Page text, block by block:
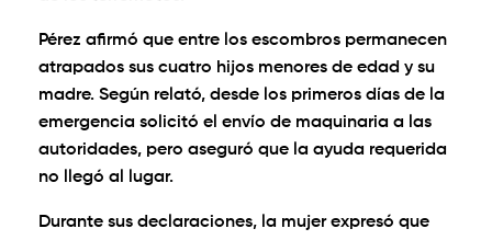
Pérez afirmó que entre los escombros permanecen
atrapados sus cuatro hijos menores de edad y su
madre. Según relató, desde los primeros días de la
emergencia solicitó el envío de maquinaria a las
autoridades, pero aseguró que la ayuda requerida
no llegó al lugar.
Durante sus declaraciones, la mujer expresó que